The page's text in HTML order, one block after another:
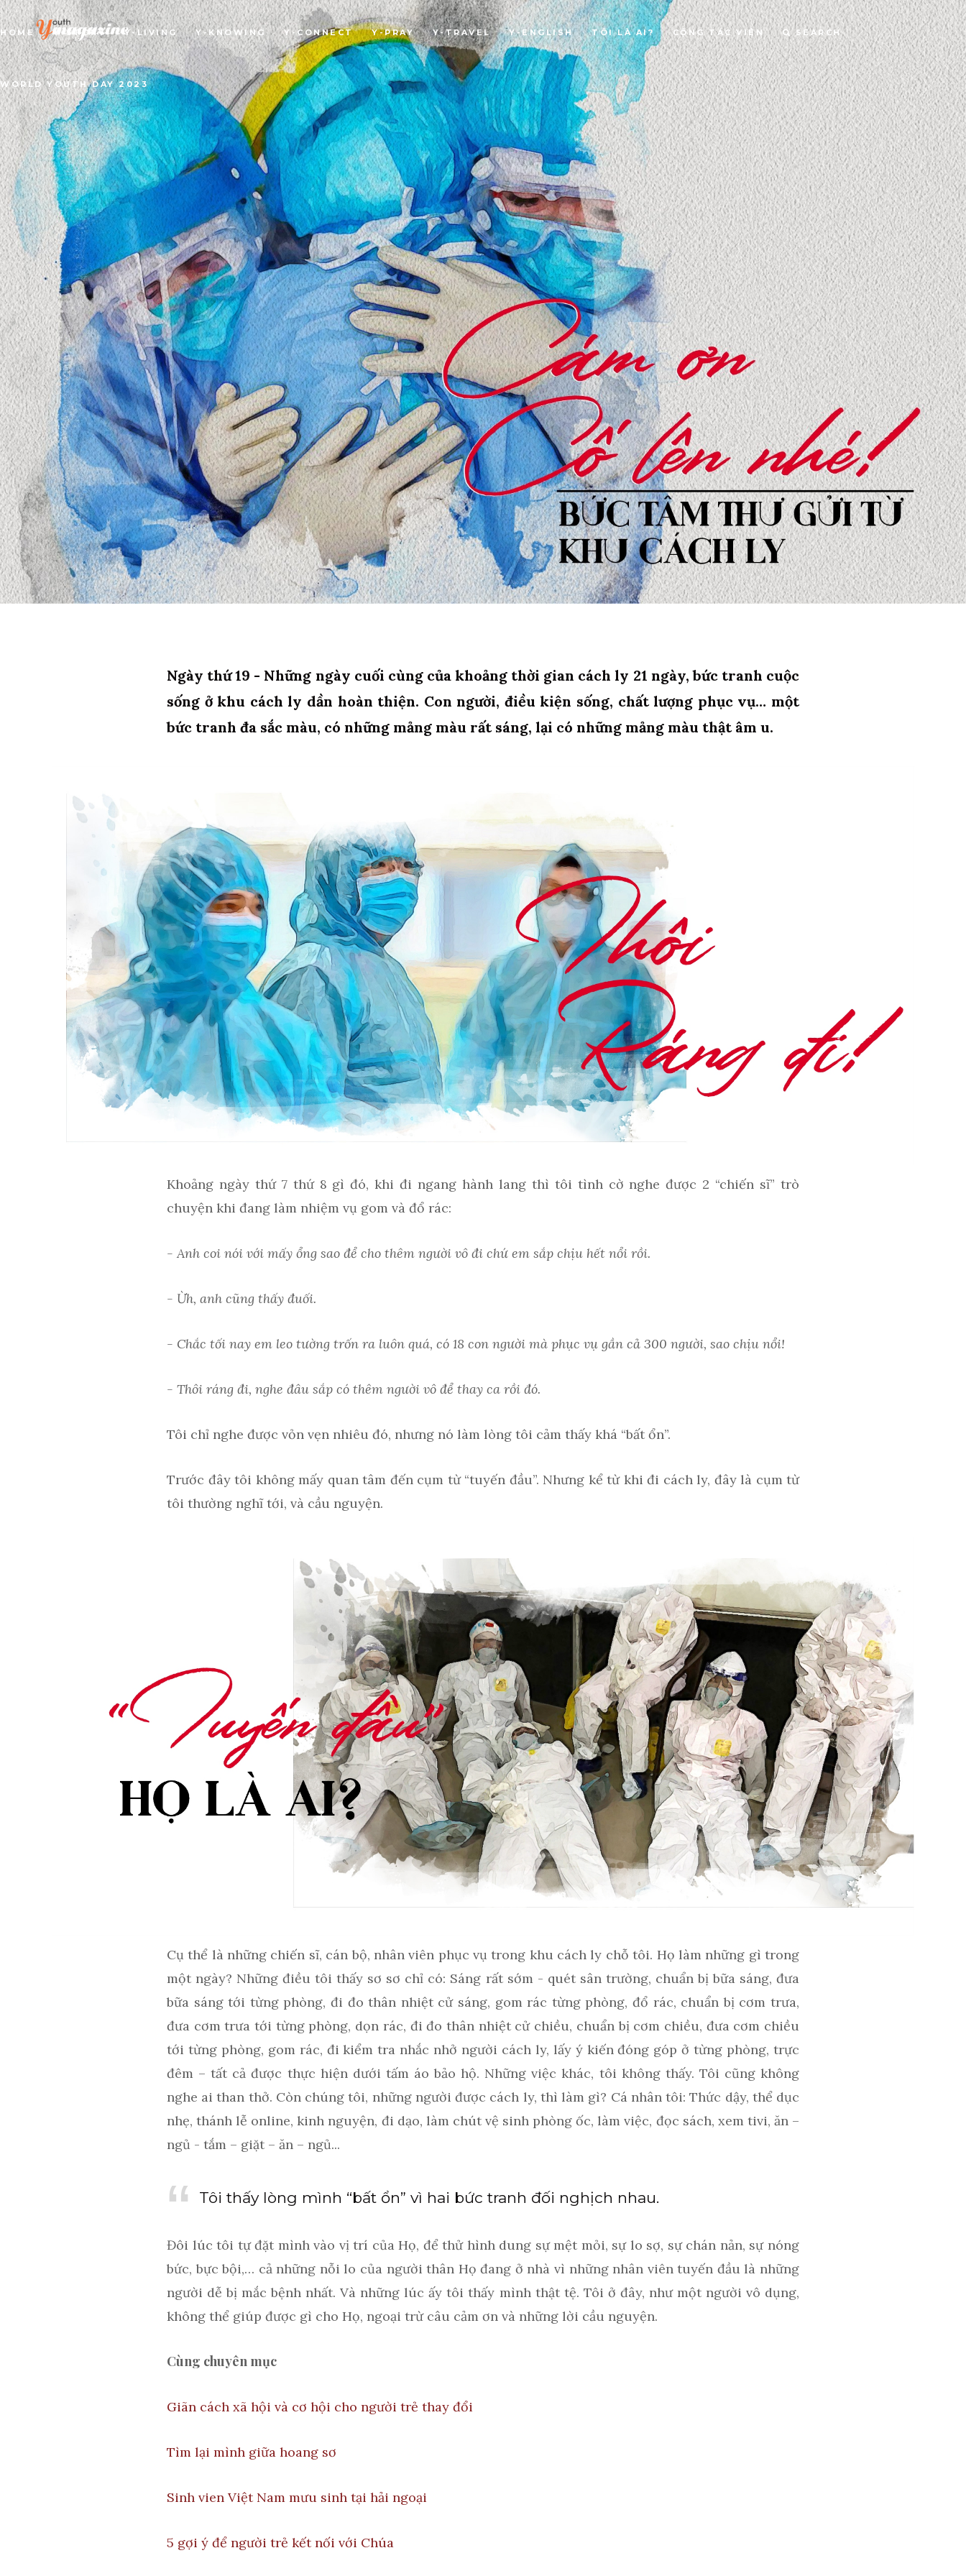
HOME Y-STORY Y-LIVING Y-KNOWING Y-CONNECT Y-PRAY Y-TRAVEL Y-ENGLISH TÔI LÀ AI? CỘNG TÁC VIÊN SEARCH
WORLD YOUTH DAY 2023
Ngày thứ 19 - Những ngày cuối cùng của khoảng thời gian cách ly 21 ngày, bức tranh cuộc
sống ở khu cách ly dần hoàn thiện. Con người, điều kiện sống, chất lượng phục vụ… một
bức tranh đa sắc màu, có những mảng màu rất sáng, lại có những mảng màu thật âm u.
Khoảng ngày thứ 7 thứ 8 gì đó, khi đi ngang hành lang thì tôi tình cờ nghe được 2 “chiến sĩ” trò
chuyện khi đang làm nhiệm vụ gom và đổ rác:
- Anh coi nói với mấy ổng sao để cho thêm người vô đi chứ em sắp chịu hết nổi rồi.
- Ừh, anh cũng thấy đuối.
- Chắc tối nay em leo tường trốn ra luôn quá, có 18 con người mà phục vụ gần cả 300 người, sao chịu nổi!
- Thôi ráng đi, nghe đâu sắp có thêm người vô để thay ca rồi đó.
Tôi chỉ nghe được vỏn vẹn nhiêu đó, nhưng nó làm lòng tôi cảm thấy khá “bất ổn”.
Trước đây tôi không mấy quan tâm đến cụm từ “tuyến đầu”. Nhưng kể từ khi đi cách ly, đây là cụm từ
tôi thường nghĩ tới, và cầu nguyện.
Cụ thể là những chiến sĩ, cán bộ, nhân viên phục vụ trong khu cách ly chỗ tôi. Họ làm những gì trong
một ngày? Những điều tôi thấy sơ sơ chỉ có: Sáng rất sớm - quét sân trường, chuẩn bị bữa sáng, đưa
bữa sáng tới từng phòng, đi đo thân nhiệt cử sáng, gom rác từng phòng, đổ rác, chuẩn bị cơm trưa,
đưa cơm trưa tới từng phòng, dọn rác, đi đo thân nhiệt cử chiều, chuẩn bị cơm chiều, đưa cơm chiều
tới từng phòng, gom rác, đi kiểm tra nhắc nhở người cách ly, lấy ý kiến đóng góp ở từng phòng, trực
đêm – tất cả được thực hiện dưới tấm áo bảo hộ. Những việc khác, tôi không thấy. Tôi cũng không
nghe ai than thở. Còn chúng tôi, những người được cách ly, thì làm gì? Cá nhân tôi: Thức dậy, thể dục
nhẹ, thánh lễ online, kinh nguyện, đi dạo, làm chút vệ sinh phòng ốc, làm việc, đọc sách, xem tivi, ăn –
ngủ - tắm – giặt – ăn – ngủ...
Tôi thấy lòng mình “bất ổn” vì hai bức tranh đối nghịch nhau.
Đôi lúc tôi tự đặt mình vào vị trí của Họ, để thử hình dung sự mệt mỏi, sự lo sợ, sự chán nản, sự nóng
bức, bực bội,… cả những nỗi lo của người thân Họ đang ở nhà vì những nhân viên tuyến đầu là những
người dễ bị mắc bệnh nhất. Và những lúc ấy tôi thấy mình thật tệ. Tôi ở đây, như một người vô dụng,
không thể giúp được gì cho Họ, ngoại trừ câu cảm ơn và những lời cầu nguyện.
Cùng chuyên mục
Giãn cách xã hội và cơ hội cho người trẻ thay đổi
Tìm lại mình giữa hoang sơ
Sinh vien Việt Nam mưu sinh tại hải ngoại
5 gợi ý để người trẻ kết nối với Chúa